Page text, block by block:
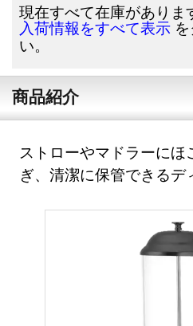
現在すべて在庫がありま
入荷情報をすべて表示
い。
商品紹介
ストローやマドラーに
ぎ、清潔に保管できるデ